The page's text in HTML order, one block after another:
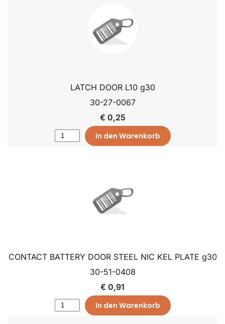
LATCH DOOR L10 g30
30-27-0067
€ 0,25
In den Warenkorb
CONTACT BATTERY DOOR STEEL NIC KEL PLATE g30
30-51-0408
€ 0,91
In den Warenkorb